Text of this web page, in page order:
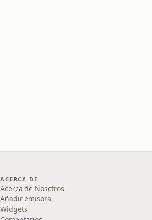
ACERCA DE
Acerca de Nosotros
Añadir emisora
Widgets